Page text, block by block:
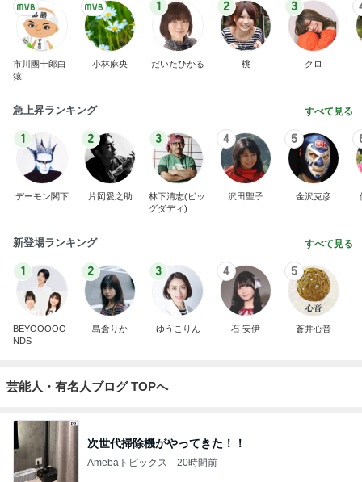
市川團十郎白
猿
小林麻央
1
だいたひかる
2
桃
3
クロ
急上昇ランキング すべて見る
1
デーモン閣下
2
片岡愛之助
3
林下清志(ビッ
グダディ)
4
沢田聖子
5
金沢克彦
新登場ランキング すべて見る
1
BEYOOOOO
NDS
2
島倉りか
3
ゆうこりん
4
石 安伊
5
蒼井心音
芸能人・有名人ブログ TOPへ
次世代掃除機がやってきた！！
Amebaトピックス 20時間前